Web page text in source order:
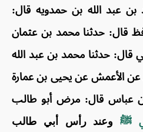
بن عبد الله بن حمدويه قال:
قال: حدثنا محمد بن عثمان
قال: حدثنا محمد بن عبد الله
عن الأعمش عن يحيى بن عمارة
عباس قال: مرض أبو طالب
ﷺ وعند رأس أبي طالب